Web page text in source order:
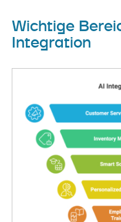
Wichtige
Integration